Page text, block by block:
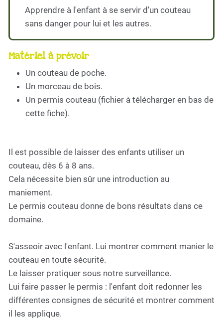
Apprendre à l'enfant à se servir d'un couteau
sans danger pour lui et les autres.
Matériel à prévoir
Un couteau de poche.
Un morceau de bois.
Un permis couteau (fichier à télécharger en bas de
cette fiche).
Il est possible de laisser des enfants utiliser un
couteau, dès 6 à 8 ans.
Cela nécessite bien sûr une introduction au
maniement.
Le permis couteau donne de bons résultats dans ce
domaine.
S'asseoir avec l'enfant. Lui montrer comment manier le
couteau en toute sécurité.
Le laisser pratiquer sous notre surveillance.
Lui faire passer le permis : l'enfant doit redonner les
différentes consignes de sécurité et montrer comment
il les applique.